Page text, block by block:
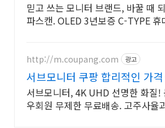
믿고 쓰는 모니터 브랜드, 바꿀 때
파스캔. OLED 3년보증 C-TYPE 휴
http://m.coupang.com 광고
서브모니터 쿠팡 합리적인 가
서브모니터, 4K UHD 선명한 화질!
우회원 무제한 무료배송. 고주사율